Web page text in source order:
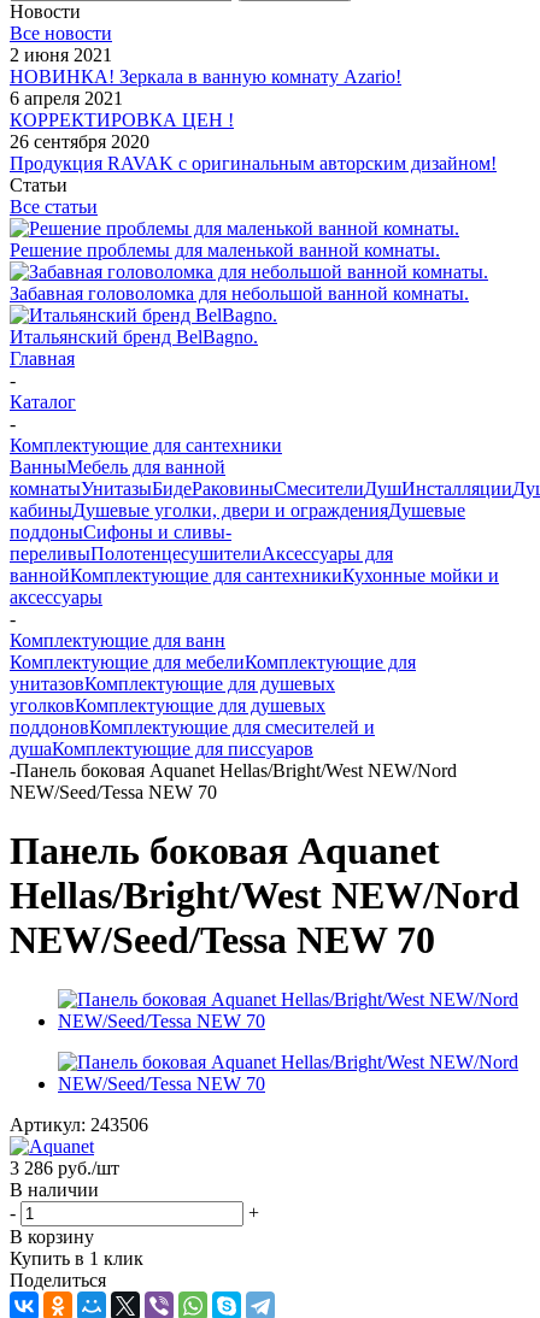
Новости
Все новости
2 июня 2021
НОВИНКА! Зеркала в ванную комнату Azario!
6 апреля 2021
КОРРЕКТИРОВКА ЦЕН !
26 сентября 2020
Продукция RAVAK с оригинальным авторским дизайном!
Статьи
Все статьи
Решение проблемы для маленькой ванной комнаты.
Забавная головоломка для небольшой ванной комнаты.
Итальянский бренд BelBagno.
Главная
-
Каталог
-
Комплектующие для сантехники
ВанныМебель для ванной
комнатыУнитазыБидеРаковиныСмесителиДушИнсталляции
кабиныДушевые уголки, двери и огражденияДушевые
поддоныСифоны и сливы-
переливыПолотенцесушителиАксессуары для
ваннойКомплектующие для сантехникиКухонные мойки и
аксессуары
-
Комплектующие для ванн
Комплектующие для мебелиКомплектующие для
унитазовКомплектующие для душевых
уголковКомплектующие для душевых
поддоновКомплектующие для смесителей и
душаКомплектующие для писсуаров
-Панель боковая Aquanet Hellas/Bright/West NEW/Nord
NEW/Seed/Tessa NEW 70
Панель боковая Aquanet
Hellas/Bright/West NEW/Nord
NEW/Seed/Tessa NEW 70
Артикул: 243506
3 286 руб./шт
В наличии
-
+
В корзину
Купить в 1 клик
Поделиться